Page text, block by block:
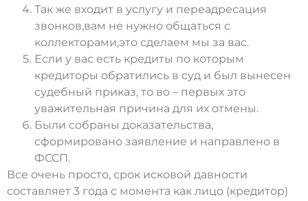
Так же входит в услугу и переадресация
звонков,вам не нужно общаться с
коллекторами,это сделаем мы за вас.
Если у вас есть кредиты по которым
кредиторы обратились в суд и был вынесен
судебный приказ, то во – первых это
уважительная причина для их отмены.
Были собраны доказательства,
сформировано заявление и направлено в
ФССП.
Все очень просто, срок исковой давности
составляет 3 года с момента как лицо (кредитор)